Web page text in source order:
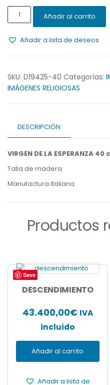
VIRGEN
DE
ESPERANZA
Añadir al carrito
Añadir a lista de deseos
SKU: D19425-40 Categorías:
IMÁGENES RELIGIOSAS
DESCRIPCIÓN
VIRGEN DE LA ESPERANZA 40
Talla de madera
Manufactura italiana
Productos
Save
DESCENDIMIENTO
43.400,00€ IVA
incluido
Añadir al carrito
Añadir a lista de